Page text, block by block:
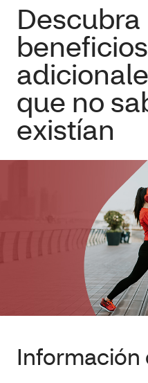
Descubra
beneficios
que no
existían
Información